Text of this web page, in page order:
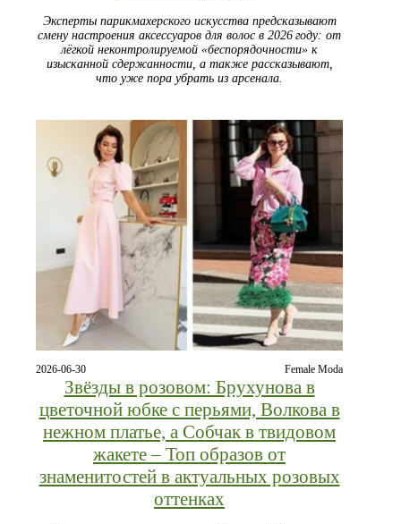
Эксперты парикмахерского искусства предсказывают
смену настроения аксессуаров для волос в 2026 году: от
лёгкой неконтролируемой «беспорядочности» к
изысканной сдержанности, а также рассказывают,
что уже пора убрать из арсенала.
2026-06-30 Female Moda
Звёзды в розовом: Брухунова в
цветочной юбке с перьями, Волкова в
нежном платье, а Собчак в твидовом
жакете – Топ образов от
знаменитостей в актуальных розовых
оттенках